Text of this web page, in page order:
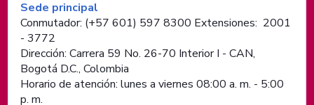
Sede principal
Conmutador: (+57 601) 597 8300 Extensiones: 2001
- 3772
Dirección: Carrera 59 No. 26-70 Interior I - CAN,
Bogotá D.C., Colombia
Horario de atención: lunes a viernes 08:00 a. m. - 5:00
p. m.